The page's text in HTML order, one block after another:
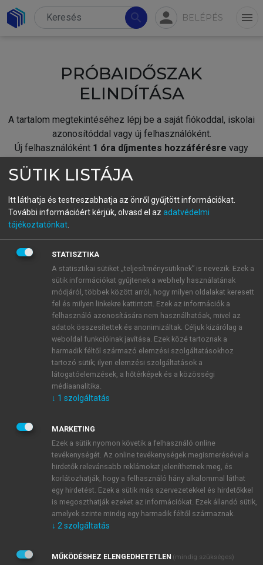
search person BELÉPÉS menu
PRÓBAIDŐSZAK
ELINDÍTÁSA
A tartalom megtekintéséhez lépj be a saját fiókoddal, iskolai
azonosítóddal vagy új felhasználóként.
Új felhasználóként 1 óra díjmentes hozzáférésre vagy
fiókoddal,vagy hozz létre új fiókot.
A regisztráció után apróbaidőszakautomatikusan
BELÉPÉS SAJÁT FIÓKKAL
ÚJ FIÓK LÉTREHOZÁSA
1 óra díjmentes hozzáférés
E-MAIL-CÍM
JELSZÓ
JELSZÓ ÚJRA
Kérek értesítést a MeRSZ újdonságairól, akcióiról.
Kérek értesítést az Akadémiai Kiadó Zrt. újdonságairól,
Adatkezelési tájékoztatóbanfoglaltakat tudomásul
SÜTIK LISTÁJA
Itt láthatja és testreszabhatja az önről gyűjtött információkat.
További információért kérjük, olvasd el az adatvédelmi
tájékoztatónkat
STATISZTIKA
A statisztikai sütiket „teljesítménysütiknek” is nevezik. Ezek a
sütik információkat gyűjtenek a webhely használatának
módjáról, többek között arról, hogy milyen oldalakat keresett
fel és milyen linkekre kattintott. Ezek az információk a
felhasználó azonosítására nem használhatóak, mivel az
adatok összesítettek és anonimizáltak. Céljuk kizárólag a
weboldal funkcióinak javítása. Ezek közé tartoznak a
harmadik féltől származó elemzési szolgáltatásokhoz
tartozó sütik; ilyen elemzési szolgáltatások a
látogatóelemzések, a hőtérképek és a közösségi
médiaanalitika.
↓ 1 szolgáltatás
MARKETING
Ezek a sütik nyomon követik a felhasználó online
tevékenységét. Az online tevékenységek megismerésével a
hirdetők relevánsabb reklámokat jeleníthetnek meg, és
korlátozhatják, hogy a felhasználó hány alkalommal láthat
egy hirdetést. Ezek a sütik más szervezetekkel és hirdetőkkel
is megoszthatják ezeket az információkat. Ezek állandó sütik,
amelyek szinte mindig egy harmadik féltől származnak.
↓ 2 szolgáltatás
MŰKÖDÉSHEZ ELENGEDHETETLEN (mindig szükséges)